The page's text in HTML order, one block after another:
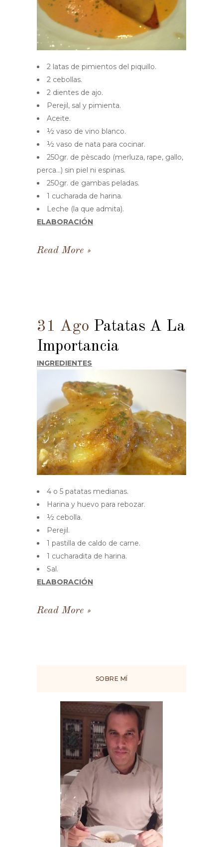
2 latas de pimientos del piquillo.
2 cebollas.
2 dientes de ajo.
Perejil, sal y pimienta.
Aceite.
½ vaso de vino blanco.
½ vaso de nata para cocinar.
250gr. de pèscado (merluza, rape, gallo,
perca...) sin piel ni espinas.
250gr. de gambas peladas.
1 cucharada de harina.
Leche (la que admita).
ELABORACIÓN
Read More
31 Ago Patatas A La
Importancia
INGREDIENTES
4 o 5 patatas medianas.
Harina y huevo para rebozar.
½ cebolla.
Perejil.
1 pastilla de caldo de carne.
1 cucharadita de harina.
Sal.
ELABORACIÓN
Read More
SOBRE MÍ